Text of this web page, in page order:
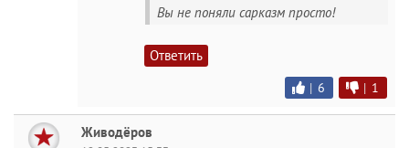
Вы не поняли сарказм просто!
Ответить
| 6 | 1
Живодёров